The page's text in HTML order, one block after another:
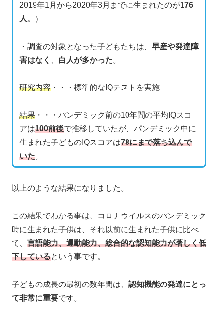
2019年1月から2020年3月までに生まれたのが176
人 。）
・調査の対象となった子どもたちは、 早産や発達障
害はなく
白人が多かった。
研究内容・・・標準的なIQテストを実施
結果・・・パンデミック前の10年間の平均IQスコ
アは100前後で推移していたが、パンデミック中に
生まれた子どものIQスコアは78にまで落ち込んで
いた。
以上のような結果になりました。
この結果でわかる事は、コロナウイルスのパンデミック
時に生まれた子供は、それ以前に生まれた子供に比べ
て、 言語能力、運動能力、総合的な認知能力が著しく低
下しているという事です。
子どもの成長の最初の数年間は、 認知機能の発達にとっ
て非常に重要です。